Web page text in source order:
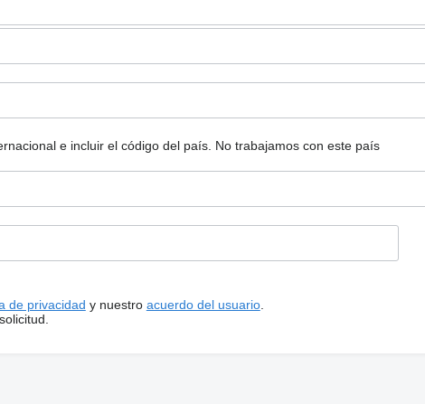
e incluir el código del país. No trabajamos con este país
de privacidad y nuestro acuerdo del usuario.